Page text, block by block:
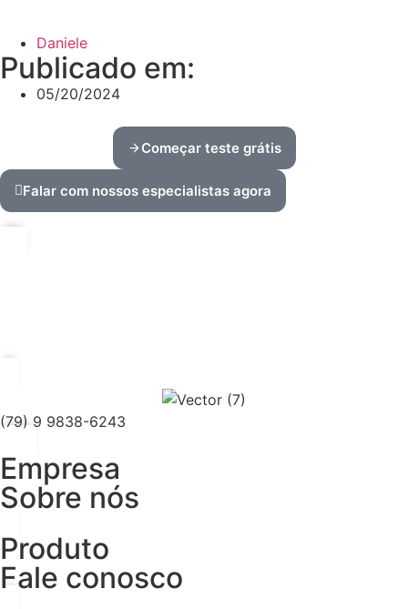
Daniele
Publicado em:
05/20/2024
Começar teste grátis
Falar com nossos especialistas agora
(79) 9 9838-6243
Empresa
Sobre nós
Produto
Fale conosco